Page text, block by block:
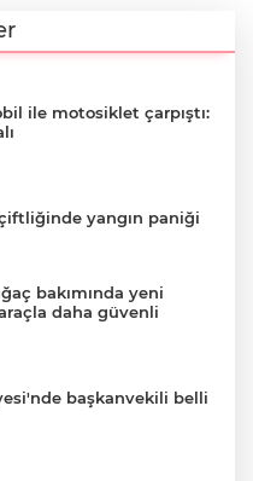
ile motosiklet çarpıştı:
yangın paniği
bakımında yeni
daha güvenli
başkanvekili belli